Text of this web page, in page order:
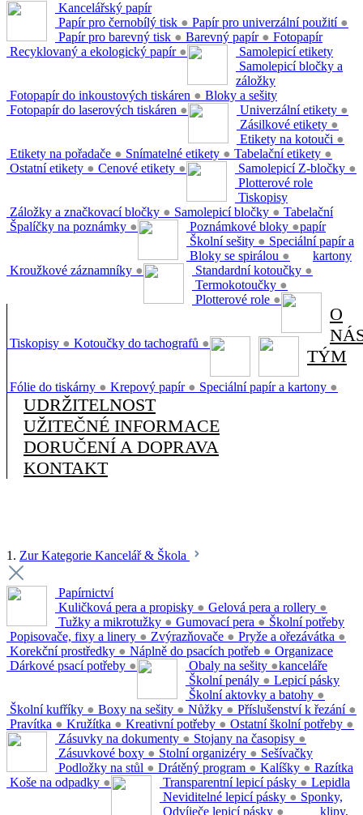
Kancelářský papír
Papír pro černobílý tisk ● Papír pro univerzální použití ●
Papír pro barevný tisk ● Barevný papír ●
Recyklovaný a ekologický papír ●
Fotopapír
Fotopapír do inkoustových tiskáren ●
Fotopapír do laserových tiskáren ●
Samolepicí etikety
Univerzální etikety ●
Zásilkové etikety ●
Etikety na kotouči ●
Etikety na pořadače ● Snímatelné etikety ● Tabelační etikety ●
Ostatní etikety ● Cenové etikety ●
Samolepicí bločky a
záložky
Samolepicí Z-bločky ●
Záložky a značkovací bločky ● Samolepicí bločky ●
Špalíčky na poznámky ●
Bloky a sešity
Poznámkové bloky ●
Školní sešity ●
Bloky se spirálou ●
Kroužkové záznamníky ●
Plotterové role
Standardní kotoučky ●
Termokotoučky ●
Plotterové role ●
Tiskopisy
Tiskopisy ● Kotoučky do tachografů ●
Tabelační
papír
Speciální papír a
kartony
Fólie do tiskárny ● Krepový papír ● Speciální papír a kartony ●
O
TÝM
UDRŽITELNOST
UŽITEČNÉ INFORMACE
DORUČENÍ A DOPRAVA
KONTAKT
1. Zur Kategorie Kancelář & Škola
Papírnictví
Kuličková pera a propisky ● Gelová pera a rollery ●
Tužky a mikrotužky ● Gumovací pera ●
Popisovače, fixy a linery ● Zvýrazňovače ● Pryže a ořezávátka ●
Korekční prostředky ● Náplně do psacích potřeb ●
Dárkové psací potřeby ●
Školní potřeby
Obaly na sešity ●
Školní penály ●
Školní aktovky a batohy ●
Školní kufříky ● Boxy na sešity ● Nůžky ● Příslušenství k řezání ●
Pravítka ● Kružítka ● Kreativní potřeby ● Ostatní školní potřeby ●
Organizace
kanceláře
Zásuvky na dokumenty ● Stojany na časopisy ●
Zásuvkové boxy ● Stolní organizéry ●
Podložky na stůl ● Drátěný program ● Kalíšky ●
Koše na odpadky ●
Lepicí pásky
Transparentní lepicí pásky ●
Neviditelné lepicí pásky ●
Odvíječe lepicí pásky ●
Sešívačky
Razítka
Lepidla
Sponky,
klipy,